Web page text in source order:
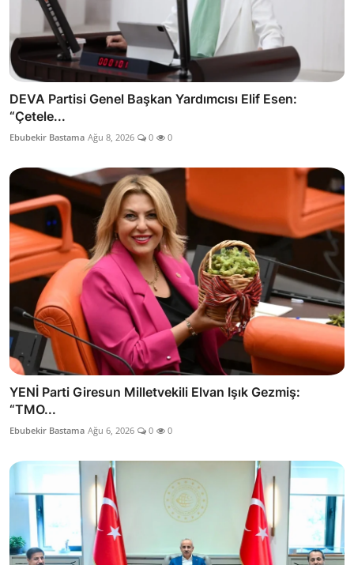
DEVA Partisi Genel Başkan Yardımcısı Elif Esen:
“Çetele...
Ebubekir Bastama Ağu 8, 2026 0 0
YENİ Parti Giresun Milletvekili Elvan Işık Gezmiş:
“TMO...
Ebubekir Bastama Ağu 6, 2026 0 0